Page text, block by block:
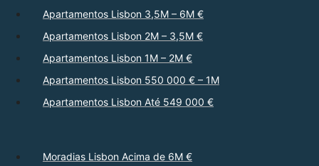
Apartamentos Lisbon 3,5M – 6M €
Apartamentos Lisbon 2M – 3,5M €
Apartamentos Lisbon 1M – 2M €
Apartamentos Lisbon 550 000 € – 1M
Apartamentos Lisbon Até 549 000 €
Moradias Lisbon Acima de 6M €